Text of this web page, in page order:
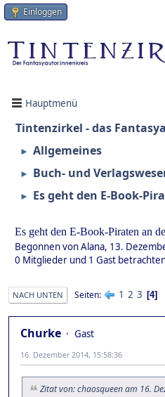
Einloggen
Hauptmenü
Tintenzirkel - das
► Allgemeines
► Buch- und
► Es geht den E-Book-
Es geht den E-Book-Piraten an
Begonnen von Alana, 13.
0 Mitglieder und 1 Gast
NACH UNTEN Seiten 1 2 3 4
Churke
Gast
16. Dezember 2014, 15:58:36
Zitat von: chaosqueen am 16.